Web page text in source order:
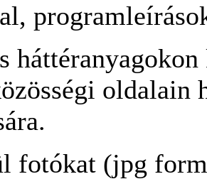
oldalain
fotókat (jpg